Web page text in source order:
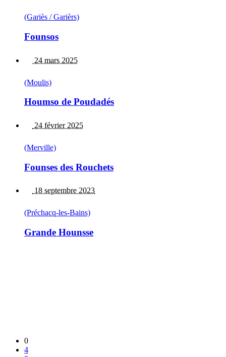
(Gariès / Garièrs)
Founsos
24 mars 2025
(Moulis)
Houmso de Poudadés
24 février 2025
(Merville)
Founses des Rouchets
18 septembre 2023
(Préchacq-les-Bains)
Grande Hounsse
0
4